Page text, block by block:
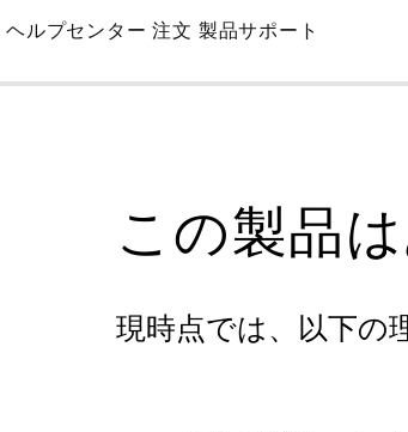
Skip
Main
ヘルプセンター 注文 製品サポート
この製品
現時点では、以下の